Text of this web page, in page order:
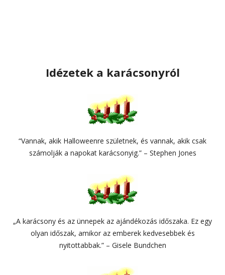
Idézetek a karácsonyról
“Vannak, akik Halloweenre születnek, és vannak, akik csak
számolják a napokat karácsonyig.” – Stephen Jones
„A karácsony és az ünnepek az ajándékozás időszaka. Ez egy
olyan időszak, amikor az emberek kedvesebbek és
nyitottabbak.” – Gisele Bundchen